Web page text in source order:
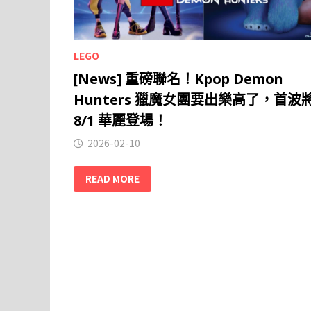
LEGO
[News] 重磅聯名！Kpop Demon
Hunters 獵魔女團要出樂高了，首波
8/1 華麗登場！
2026-02-10
READ MORE